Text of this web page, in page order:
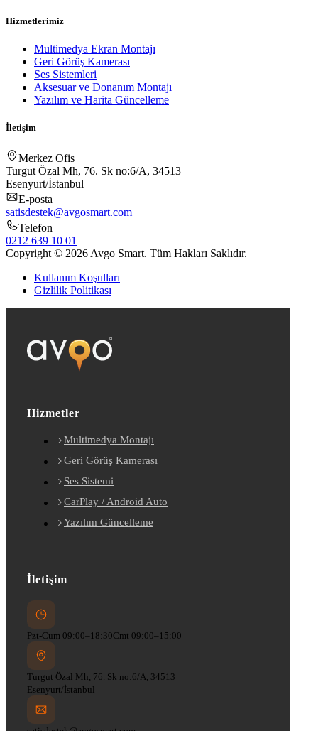
Hizmetlerimiz
Multimedya Ekran Montajı
Geri Görüş Kamerası
Ses Sistemleri
Aksesuar ve Donanım Montajı
Yazılım ve Harita Güncelleme
İletişim
Merkez Ofis
Turgut Özal Mh, 76. Sk no:6/A, 34513
Esenyurt/İstanbul
E-posta
satisdestek@avgosmart.com
Telefon
0212 639 10 01
Copyright © 2026 Avgo Smart. Tüm Hakları Saklıdır.
Kullanım Koşulları
Gizlilik Politikası
Hizmetler
Multimedya Montajı
Geri Görüş Kamerası
Ses Sistemi
CarPlay / Android Auto
Yazılım Güncelleme
İletişim
Pzt-Cum 09:00–18:30Cmt 09:00–15:00
Turgut Özal Mh, 76. Sk no:6/A, 34513
Esenyurt/İstanbul